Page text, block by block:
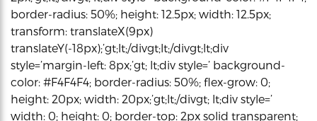
border-radius: 50%; height: 12.5px; width: 12.5px;
transform: translateX(9px)
translateY(-18px);’gt;lt;/divgt;lt;/divgt;lt;div
style=’margin-left: 8px;’gt; lt;div style=’ background-
color: #F4F4F4; border-radius: 50%; flex-grow: 0;
height: 20px; width: 20px;’gt;lt;/divgt; lt;div style=’
width: 0; height: 0; border-top: 2px solid transparent;